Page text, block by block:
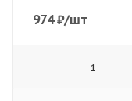
974₽/шт